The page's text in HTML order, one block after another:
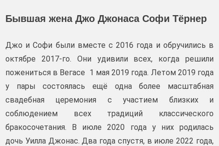
Бывшая жена Джо Джонаса Софи Тёрнер
Джо и Софи были вместе с 2016 года и обручились в
октябре 2017-го. Они удивили всех, когда решили
пожениться в Вегасе 1 мая 2019 года. Летом 2019 года
у пары состоялась ещё одна более масштабная
свадебная церемония с участием близких и
соблюдением всех традиций классического
бракосочетания. В июле 2020 года у них родилась
дочь Уилла Джонас. Два года спустя, в июле 2022 года,